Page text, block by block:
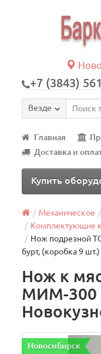
+7 (3843)
Везде
Главная
Доставка и
Купить
Механическое
Комплектующие
Нож подрезной
бурт, (коробка 9 шт.)
Нож к
МИМ-300
Новосибирск